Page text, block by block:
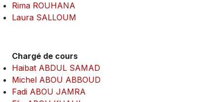
Rima ROUHANA
Laura SALLOUM
Chargé de cours
Haibat ABDUL SAMAD
Michel ABOU ABBOUD
Fadi ABOU JAMRA